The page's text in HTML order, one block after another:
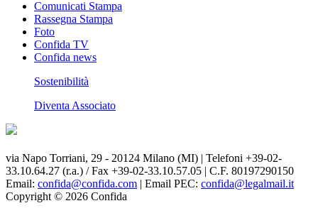
Comunicati Stampa
Rassegna Stampa
Foto
Confida TV
Confida news
Sostenibilità
Diventa Associato
via Napo Torriani, 29 - 20124 Milano (MI) | Telefoni +39-02-
33.10.64.27 (r.a.) / Fax +39-02-33.10.57.05 | C.F. 80197290150
Email: confida@confida.com | Email PEC: confida@legalmail.it
Copyright © 2026 Confida